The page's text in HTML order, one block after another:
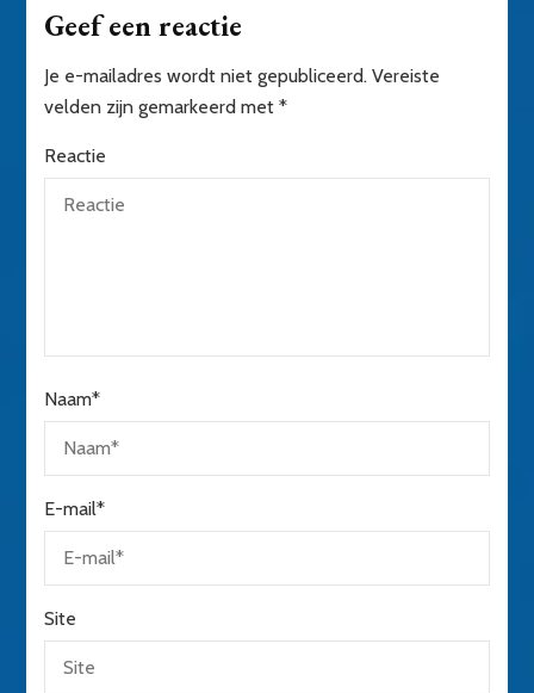
Geef een reactie
Je e-mailadres wordt niet gepubliceerd. Vereiste
velden zijn gemarkeerd met*
Reactie
Naam*
E-mail*
Site